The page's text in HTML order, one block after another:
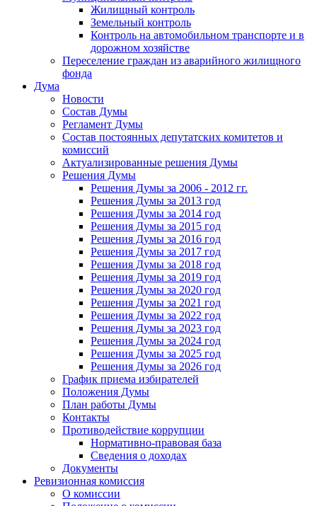
Жилищный контроль
Земельный контроль
Контроль на автомобильном транспорте и в
дорожном хозяйстве
Переселение граждан из аварийного жилищного
фонда
Дума
Новости
Состав Думы
Регламент Думы
Состав постоянных депутатских комитетов и
комиссий
Актуализированные решения Думы
Решения Думы
Решения Думы за 2006 - 2012 гг.
Решения Думы за 2013 год
Решения Думы за 2014 год
Решения Думы за 2015 год
Решения Думы за 2016 год
Решения Думы за 2017 год
Решения Думы за 2018 год
Решения Думы за 2019 год
Решения Думы за 2020 год
Решения Думы за 2021 год
Решения Думы за 2022 год
Решения Думы за 2023 год
Решения Думы за 2024 год
Решения Думы за 2025 год
Решения Думы за 2026 год
График приема избирателей
Положения Думы
План работы Думы
Контакты
Противодействие коррупции
Нормативно-правовая база
Сведения о доходах
Документы
Ревизионная комиссия
О комиссии